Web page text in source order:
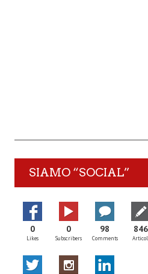
SIAMO “SOCIAL”
0
Likes
0
Subscribers
98
Comments
846